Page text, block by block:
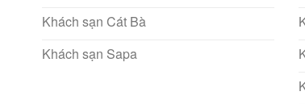
Khách sạn Cát Bà
Khách sạn Sapa